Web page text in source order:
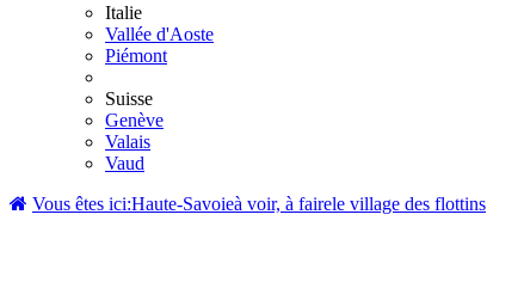
Italie
Vallée d'Aoste
Piémont
Suisse
Genève
Valais
Vaud
Vous êtes ici:Haute-Savoieà voir, à fairele village des flottins